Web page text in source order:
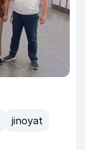
jinoyat